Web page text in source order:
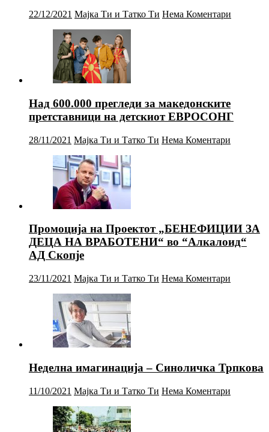
22/12/2021 Мајка Ти и Татко Ти Нема Коментари
Над 600.000 прегледи за македонските
претставници на детскиот ЕВРОСОНГ
28/11/2021 Мајка Ти и Татко Ти Нема Коментари
Промоција на Проектот „БЕНЕФИЦИИ ЗА
ДЕЦА НА ВРАБОТЕНИ“ во “Алкалоид“
АД Скопје
23/11/2021 Мајка Ти и Татко Ти Нема Коментари
Неделна имагинација – Синоличка Трпкова
11/10/2021 Мајка Ти и Татко Ти Нема Коментари